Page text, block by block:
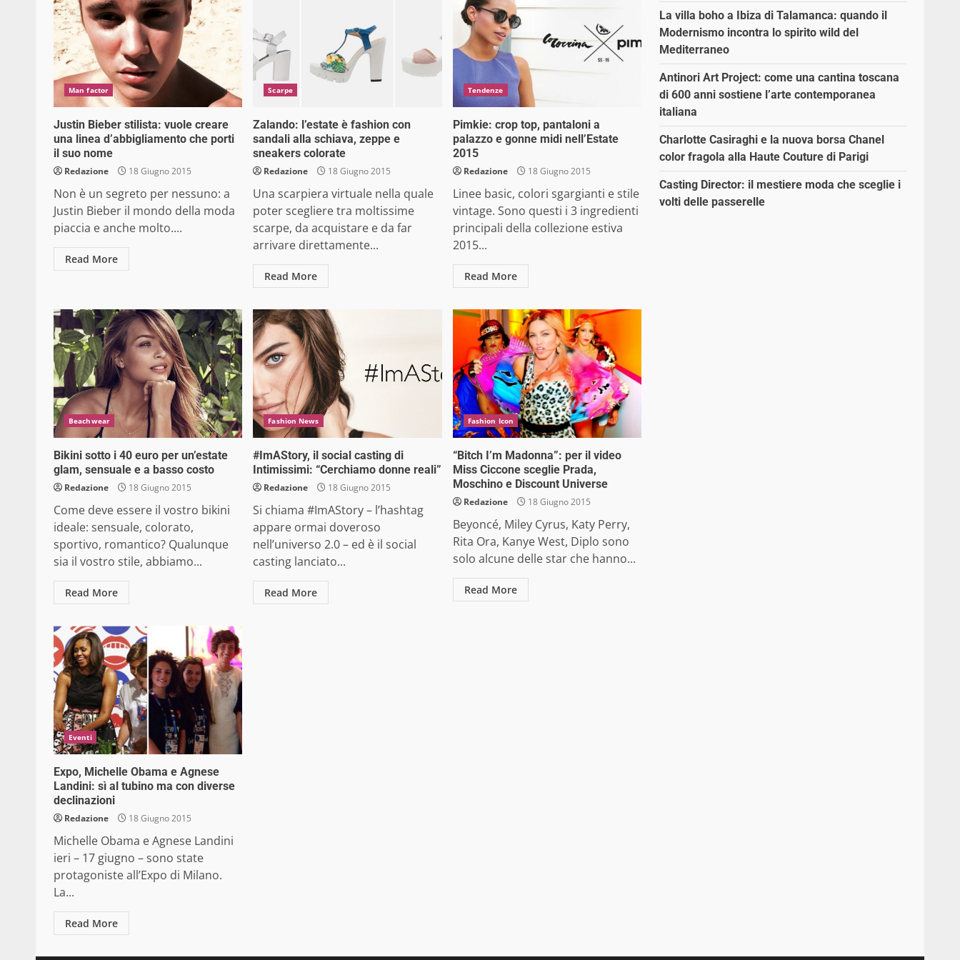
Man factor
Justin Bieber stilista: vuole creare
una linea d’abbigliamento che porti
il suo nome
Redazione 18 Giugno 2015
Non è un segreto per nessuno: a
Justin Bieber il mondo della moda
piaccia e anche molto....
Read More
Scarpe
Zalando: l’estate è fashion con
sandali alla schiava, zeppe e
sneakers colorate
Redazione 18 Giugno 2015
Una scarpiera virtuale nella quale
poter scegliere tra moltissime
scarpe, da acquistare e da far
arrivare direttamente...
Read More
Tendenze
Pimkie: crop top, pantaloni a
palazzo e gonne midi nell’Estate
2015
Redazione 18 Giugno 2015
Linee basic, colori sgargianti e stile
vintage. Sono questi i 3 ingredienti
principali della collezione estiva
2015...
Read More
Beachwear
Bikini sotto i 40 euro per un’estate
glam, sensuale e a basso costo
Redazione 18 Giugno 2015
Come deve essere il vostro bikini
ideale: sensuale, colorato,
sportivo, romantico? Qualunque
sia il vostro stile, abbiamo...
Read More
Fashion News
#ImAStory, il social casting di
Intimissimi: “Cerchiamo donne reali”
Redazione 18 Giugno 2015
Si chiama #ImAStory – l’hashtag
appare ormai doveroso
nell’universo 2.0 – ed è il social
casting lanciato...
Read More
Fashion Icon
“Bitch I’m Madonna”: per il video
Miss Ciccone sceglie Prada,
Moschino e Discount Universe
Redazione 18 Giugno 2015
Beyoncé, Miley Cyrus, Katy Perry,
Rita Ora, Kanye West, Diplo sono
solo alcune delle star che hanno...
Read More
Eventi
Expo, Michelle Obama e Agnese
Landini: sì al tubino ma con diverse
declinazioni
Redazione 18 Giugno 2015
Michelle Obama e Agnese Landini
ieri – 17 giugno – sono state
protagoniste all’Expo di Milano.
La...
Read More
La villa boho a Ibiza di Talamanca: quando il
Modernismo incontra lo spirito wild del
Mediterraneo
Antinori Art Project: come una cantina toscana
di 600 anni sostiene l’arte contemporanea
italiana
Charlotte Casiraghi e la nuova borsa Chanel
color fragola alla Haute Couture di Parigi
Casting Director: il mestiere moda che sceglie i
volti delle passerelle